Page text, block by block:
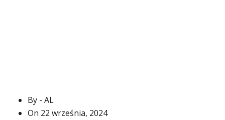
By - AL
On 22 września, 2024